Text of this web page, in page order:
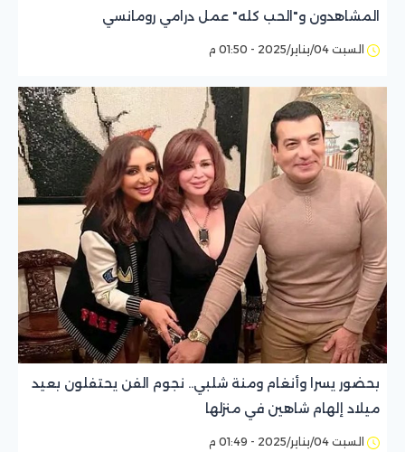
المشاهدون و"الحب كله" عمل درامي رومانسي
السبت 04/يناير/2025 - 01:50 م
بحضور يسرا وأنغام ومنة شلبي.. نجوم الفن يحتفلون بعيد
ميلاد إلهام شاهين في منزلها
السبت 04/يناير/2025 - 01:49 م